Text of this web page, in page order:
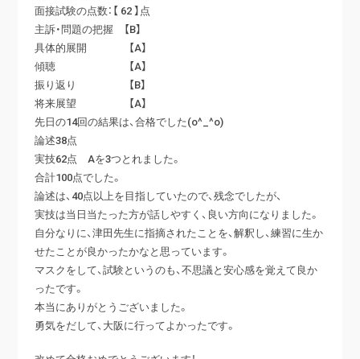
面接試験の点数：【 62 】点
主訴・問題の把握 【B】
具体的展開 【A】
傾聴 【A】
振り返り 【B】
将来展望 【A】
先日の14回の結果は、合格でした(o^_^o)
論述38点
実技62点 Aを3つとれました。
合計100点でした。
論述は、40点以上を目指していたので、残念でしたが、
実技は当日当たった方が話しやすく、良い方向になりました。
自分なりに、津田先生に指摘されたことを、解釈し、練習に生か
せたことが良かったかなと思っています。
マスクをして、試験というのも、不思議と安心感を覚えて良か
ったです。
本当にありがとうございました。
勇気をだして、大阪に行ってよかったです。